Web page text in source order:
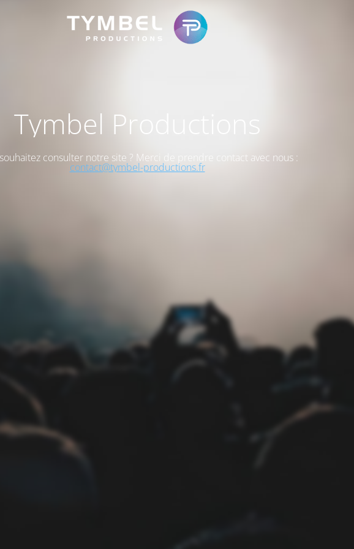
Tymbel Productions
consulter notre site ? Merci de prendre contact avec nous :
contact@tymbel-productions.fr